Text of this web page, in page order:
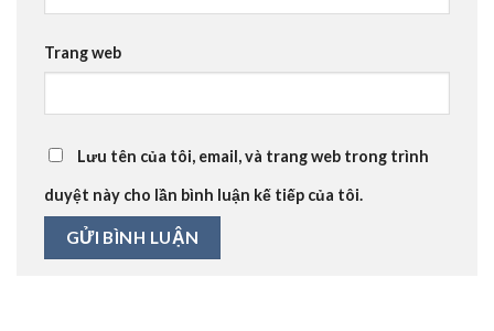
Trang web
Lưu tên của tôi, email, và trang web trong trình
duyệt này cho lần bình luận kế tiếp của tôi.